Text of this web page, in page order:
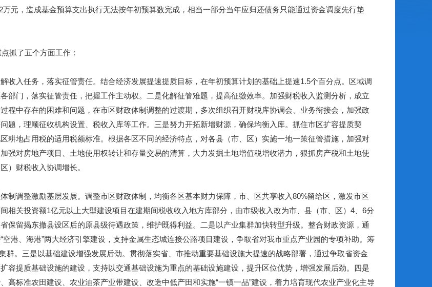
万元，造成基金预算支出执行无法按年初预算数完成，相当一部分当年应归还债务只能通过资金调度先行垫
抓了五个方面工作：
收入任务，落实征管责任。 结合经济发展提速提质目标，在年初预算计划的基础上提速1.5个百分点。区域调
部门，落实征管责任，把握工作主动权。二是化解征管难题，提高征缴效率。加强财税收入监测分析，成立
程中存在的困难和问题，在市区财政体制调整的过渡期，多次组织召开财税库协调会、业务衔接会，加强政
题，理顺征收机构设置、税收入库等工作。三是努力开拓新增财源，确保均衡入库。抓住市区扩容提质契
耕地占用税的适用税额标准。根据各区不同的经济特点，对各县（市、区）实施一地一策征管措施，加强对
强对房地产项目、土地使用权转让和存量交易的清算，大力发掘土地增值税增收潜力，狠抓房产税和土地使
）财税收入协调增长。
制调整激励基层发展。调整市区财政体制，均衡各区基本财力保障，市、区共享收入80%留给区，激发市区
相关投资额1亿元以上大型建设项目在建期间税收收入地方库部分，由市级收入改为市、县（市、区） 4 6分
保留揭东撤县设区后的原县级待遇政策，维护既得利益。二是以产业集群加快转型升级。整合财政资源，通
“空港、海港”两大经济引擎建设，支持金属生态城连接公路项目建设，争取省对我市重点产业园的专项补助。筹
群。三是以基础建设增强发展后劲。贯彻落实省、市推动重要基础设施大提速的战略部署，通过争取省资金
容提质基础设施的建设，支持以交通基础设施为重点的基础设施建设，提升区位优势，增强发展后劲。四是
高标准农田建设、农业油茶产业带建设、改造中低产田和实施“一镇一品”建设，着力培育现代农业产业化主导